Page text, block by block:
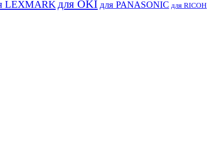
LEXMARK для OKI для PANASONIC для RICOH